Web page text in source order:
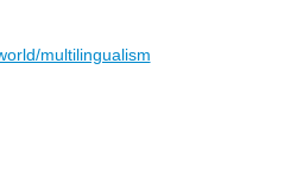
multilingualism